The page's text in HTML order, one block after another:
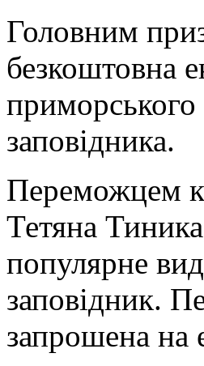
Головним
безкоштовна
заповідника.
Переможцем
Тетяна
популярне
заповідник.
запрошена на